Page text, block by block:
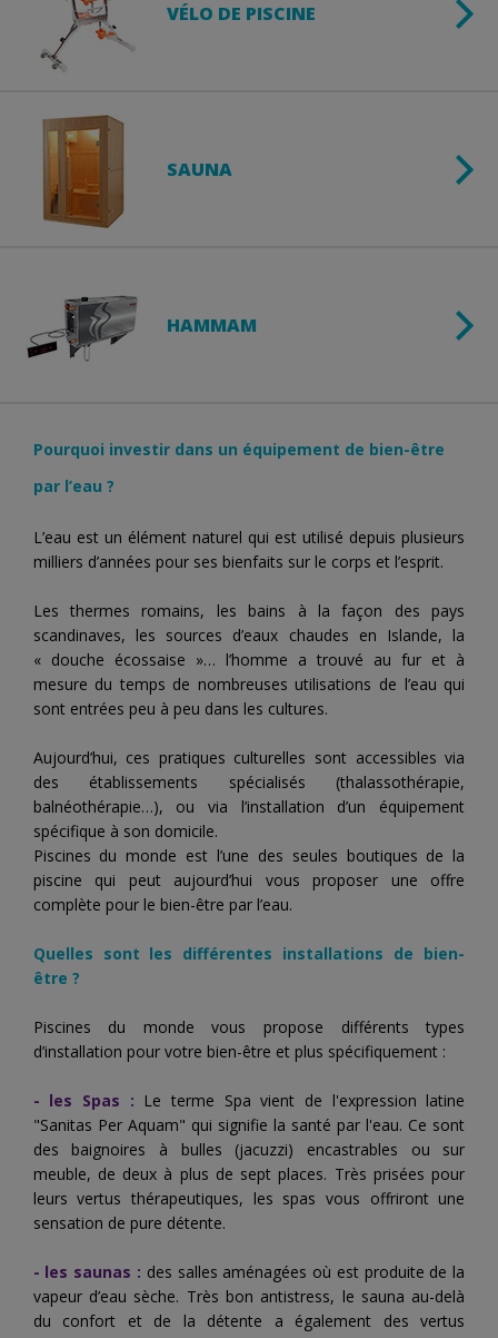
Pourquoi investir dans un équipement de bien-être
par l’eau ?
L’eau est un élément naturel qui est utilisé depuis plusieurs
milliers d’années pour ses bienfaits sur le corps et l’esprit.
Les thermes romains, les bains à la façon des pays
scandinaves, les sources d’eaux chaudes en Islande, la
« douche écossaise »… l’homme a trouvé au fur et à
mesure du temps de nombreuses utilisations de l’eau qui
sont entrées peu à peu dans les cultures.
Aujourd’hui, ces pratiques culturelles sont accessibles via
des établissements spécialisés (thalassothérapie,
balnéothérapie…), ou via l’installation d’un équipement
spécifique à son domicile.
Piscines du monde est l’une des seules boutiques de la
piscine qui peut aujourd’hui vous proposer une offre
complète pour le bien-être par l’eau.
Quelles sont les différentes installations de bien-
être ?
Piscines du monde vous propose différents types
d’installation pour votre bien-être et plus spécifiquement :
- les Spas : Le terme Spa vient de l'expression latine
"Sanitas Per Aquam" qui signifie la santé par l'eau. Ce sont
des baignoires à bulles (jacuzzi) encastrables ou sur
meuble, de deux à plus de sept places. Très prisées pour
leurs vertus thérapeutiques, les spas vous offriront une
sensation de pure détente.
- les saunas : des salles aménagées où est produite de la
vapeur d’eau sèche. Très bon antistress, le sauna au-delà
du confort et de la détente a également des vertus
VÉLO DE PISCINE
SAUNA
HAMMAM